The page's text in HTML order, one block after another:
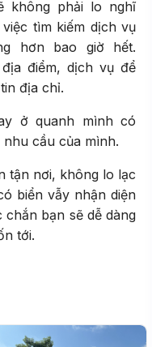
không phải lo nghĩ
tìm kiếm dịch vụ
hơn bao giờ hết.
điểm, dịch vụ để
địa chỉ.
ở quanh mình có
cầu của mình.
tận nơi, không lo lạc
biển vẫy nhận diện
chắn bạn sẽ dễ dàng
tới.